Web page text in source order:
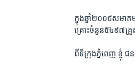
ក្នុង​ឆ្នាំ​២០០៩​សម
គ្រោះ​ចំនួន​៥៤៩៧​គ្
ពី​ទី​ក្រុង​ភ្នំពេញ ​ខ្ញុំ